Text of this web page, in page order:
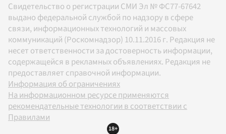
Свидетельство о регистрации СМИ Эл № ФС77-67642
выдано федеральной службой по надзору в сфере
связи, информационных технологий и массовых
коммуникаций (Роскомнадзор) 10.11.2016 г. Редакция не
несет ответственности за достоверность информации,
содержащейся в рекламных объявлениях. Редакция не
предоставляет справочной информации.
Информация об ограничениях
На информационном ресурсе применяются
рекомендательные технологии в соответствии с
Правилами
18+